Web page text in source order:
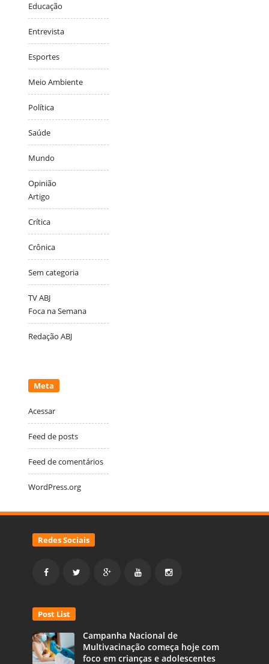
Educação
Entrevista
Esportes
Meio Ambiente
Política
Saúde
Mundo
Opinião
Artigo
Crítica
Crônica
Sem categoria
TV ABJ
Foca na Semana
Redação ABJ
Meta
Acessar
Feed de posts
Feed de comentários
WordPress.org
Redes Sociais
Post List
Campanha Nacional de
Multivacinação começa hoje com
foco em crianças e adolescentes